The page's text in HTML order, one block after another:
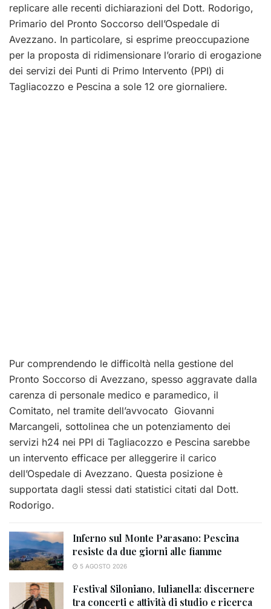
replicare alle recenti dichiarazioni del Dott. Rodorigo,
Primario del Pronto Soccorso dell’Ospedale di
Avezzano. In particolare, si esprime preoccupazione
per la proposta di ridimensionare l’orario di erogazione
dei servizi dei Punti di Primo Intervento (PPI) di
Tagliacozzo e Pescina a sole 12 ore giornaliere.
Pur comprendendo le difficoltà nella gestione del
Pronto Soccorso di Avezzano, spesso aggravate dalla
carenza di personale medico e paramedico, il
Comitato, nel tramite dell’avvocato Giovanni
Marcangeli, sottolinea che un potenziamento dei
servizi h24 nei PPI di Tagliacozzo e Pescina sarebbe
un intervento efficace per alleggerire il carico
dell’Ospedale di Avezzano. Questa posizione è
supportata dagli stessi dati statistici citati dal Dott.
Rodorigo.
Inferno sul Monte Parasano: Pescina
resiste da due giorni alle fiamme
5 AGOSTO 2026
Festival Siloniano, Iulianella: discernere
tra concerti e attività di studio e ricerca